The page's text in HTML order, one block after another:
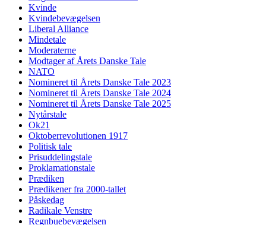
Kvinde
Kvindebevægelsen
Liberal Alliance
Mindetale
Moderaterne
Modtager af Årets Danske Tale
NATO
Nomineret til Årets Danske Tale 2023
Nomineret til Årets Danske Tale 2024
Nomineret til Årets Danske Tale 2025
Nytårstale
Ok21
Oktoberrevolutionen 1917
Politisk tale
Prisuddelingstale
Proklamationstale
Prædiken
Prædikener fra 2000-tallet
Påskedag
Radikale Venstre
Regnbuebevægelsen